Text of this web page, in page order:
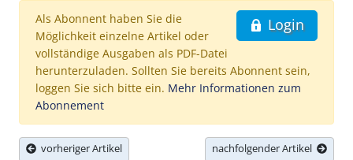
Login
Als Abonnent haben Sie die
Möglichkeit einzelne Artikel oder
vollständige Ausgaben als PDF-Datei
herunterzuladen. Sollten Sie bereits Abonnent sein,
loggen Sie sich bitte ein. Mehr Informationen zum
Abonnement
vorheriger Artikel nachfolgender Artikel